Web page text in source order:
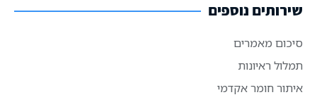
שירותים נוספים
סיכום מאמרים
תמלול ראיונות
איתור חומר אקדמי